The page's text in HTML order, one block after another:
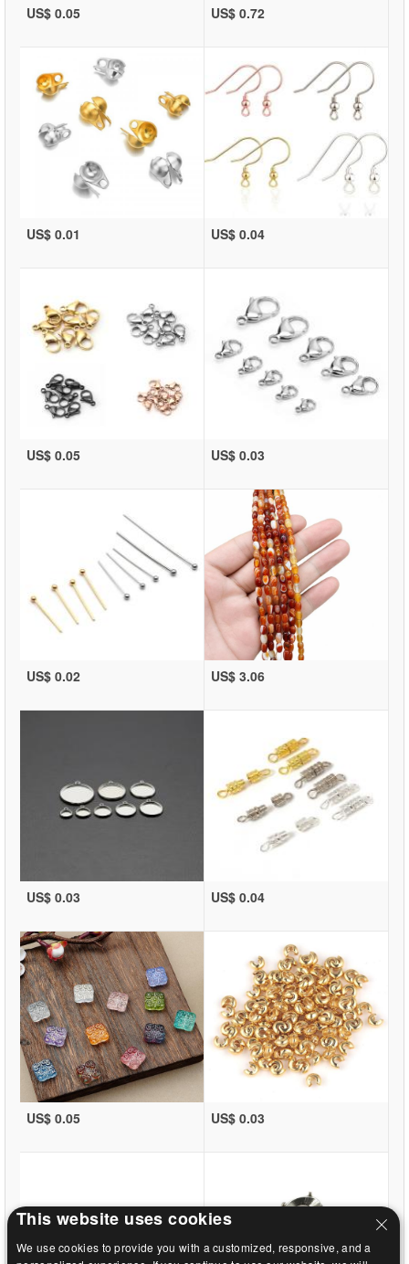
US$ 0.05 US$ 0.72
US$ 0.01 US$ 0.04
US$ 0.05 US$ 0.03
US$ 0.02 US$ 3.06
US$ 0.03 US$ 0.04
US$ 0.05 US$ 0.03
This website uses cookies
We use cookies to provide you with a customized, responsive, and a